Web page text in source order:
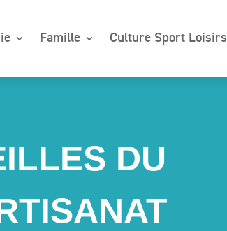
Famille Culture Sport Loisirs
DU